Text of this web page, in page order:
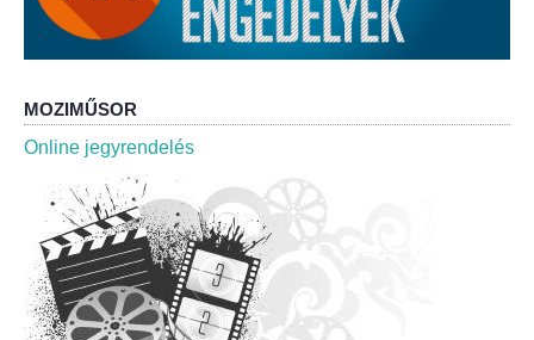
Önkormányzati támogatások
Pályázatok
Közbeszerzések
Szerződések
Közadat
MOZIMŰSOR
Online jegyrendelés